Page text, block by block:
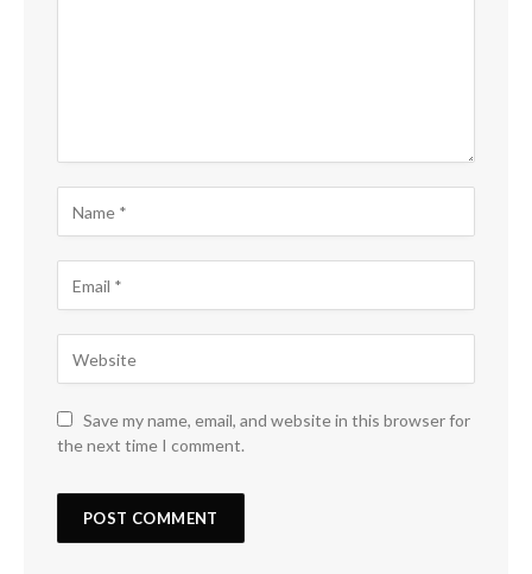
Save my name, email, and website in this browser for
the next time I comment.